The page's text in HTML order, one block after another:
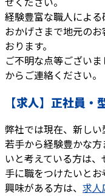
経験豊富な職人による
おかげさまで地元の
おります。
ご不明な点等ござい
からご連絡ください。
【求人】正社員・
弊社では現在、新し
若手から経験豊かな
いと考えている方は
手に職をつけたいとお
興味がある方は、 求人